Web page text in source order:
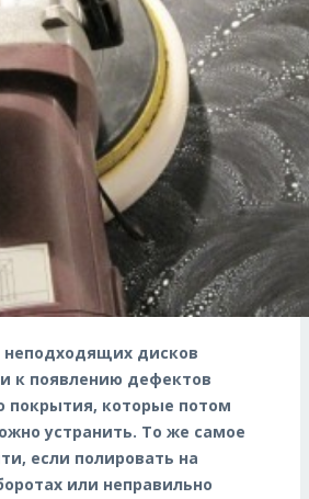
неподходящих дисков
к появлению дефектов
покрытия, которые потом
устранить. То же самое
если полировать на
или неправильно